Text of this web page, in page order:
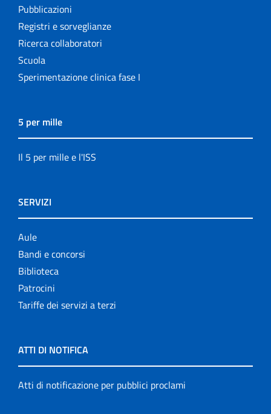
Pubblicazioni
Registri e sorveglianze
Ricerca collaboratori
Scuola
Sperimentazione clinica fase I
5 per mille
Il 5 per mille e l'ISS
SERVIZI
Aule
Bandi e concorsi
Biblioteca
Patrocini
Tariffe dei servizi a terzi
ATTI DI NOTIFICA
Atti di notificazione per pubblici proclami